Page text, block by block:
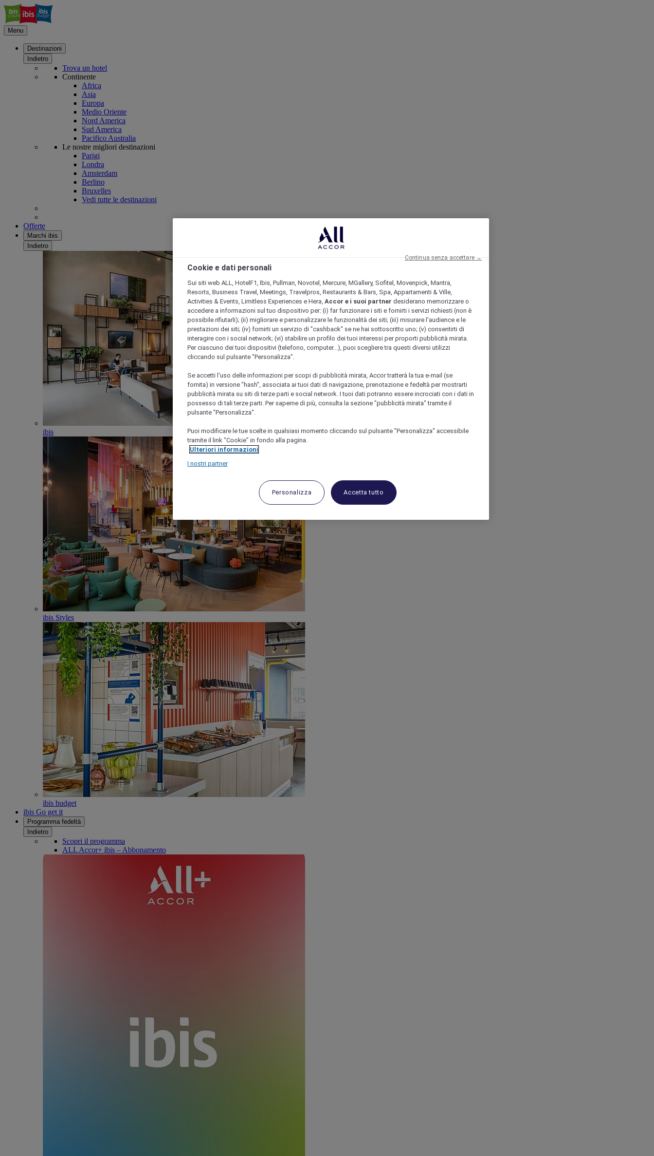
Menu
Destinazioni
Indietro
Trova un hotel
Continente
Africa
Asia
Europa
Medio Oriente
Nord America
Sud America
Pacifico Australia
Le nostre migliori destinazioni
Parigi
Londra
Amsterdam
Berlino
Bruxelles
Vedi tutte le destinazioni
Offerte
Marchi ibis
Indietro
ibis
ibis Styles
ibis budget
ibis Go get it
Programma fedeltà
Indietro
Scopri il programma
ALL Accor+ ibis – Abbonamento
Cookie e dati personali
Sui siti web ALL, HotelF1, Ibis, Pullman, Novotel, Mercure, MGallery, Sofitel, Movenpick, Mantra,
Resorts, Business Travel, Meetings, Travelpros, Restaurants & Bars, Spa, Appartamenti & Ville,
Activities & Events, Limitless Experiences e Hera, Accor e i suoi partner desiderano memorizzare o
accedere a informazioni sul tuo dispositivo per: (i) far funzionare i siti e fornirti i servizi richiesti (non è
possibile rifiutarli); (ii) migliorare e personalizzare le funzionalità dei siti; (iii) misurare l'audience e le
prestazioni dei siti; (iv) fornirti un servizio di "cashback" se ne hai sottoscritto uno; (v) consentirti di
interagire con i social network; (vi) stabilire un profilo dei tuoi interessi per proporti pubblicità mirata.
Per ciascuno dei tuoi dispositivi (telefono, computer...), puoi scegliere tra questi diversi utilizzi
cliccando sul pulsante "Personalizza".
Se accetti l'uso delle informazioni per scopi di pubblicità mirata, Accor tratterà la tua e-mail (se
fornita) in versione "hash", associata ai tuoi dati di navigazione, prenotazione e fedeltà per mostrarti
pubblicità mirata su siti di terze parti e social network. I tuoi dati potranno essere incrociati con i dati in
possesso di tali terze parti. Per saperne di più, consulta la sezione "pubblicità mirata" tramite il
pulsante "Personalizza".
Puoi modificare le tue scelte in qualsiasi momento cliccando sul pulsante "Personalizza" accessibile
tramite il link "Cookie" in fondo alla pagina.
Ulteriori informazioni
I nostri partner
Personalizza Accetta tutto
Continua senza accettare →